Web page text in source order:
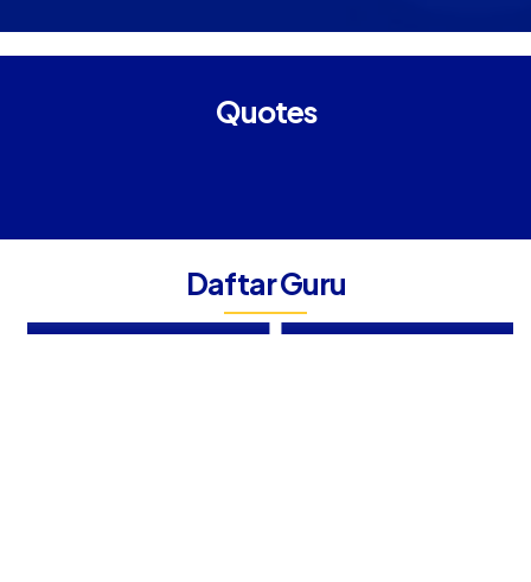
Quotes
Daftar Guru
MUHAMMAD FATHUL
Guru Produktif TKJGuru